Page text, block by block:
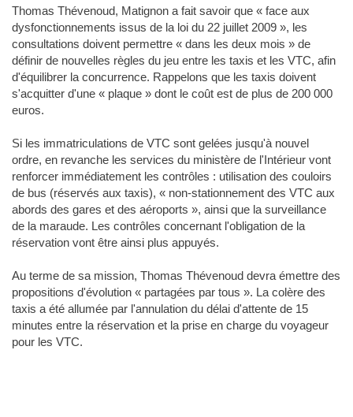
Thomas Thévenoud, Matignon a fait savoir que « face aux
dysfonctionnements issus de la loi du 22 juillet 2009 », les
consultations doivent permettre « dans les deux mois » de
définir de nouvelles règles du jeu entre les taxis et les VTC, afin
d'équilibrer la concurrence. Rappelons que les taxis doivent
s'acquitter d'une « plaque » dont le coût est de plus de 200 000
euros.
Si les immatriculations de VTC sont gelées jusqu'à nouvel
ordre, en revanche les services du ministère de l'Intérieur vont
renforcer immédiatement les contrôles : utilisation des couloirs
de bus (réservés aux taxis), « non-stationnement des VTC aux
abords des gares et des aéroports », ainsi que la surveillance
de la maraude. Les contrôles concernant l'obligation de la
réservation vont être ainsi plus appuyés.
Au terme de sa mission, Thomas Thévenoud devra émettre des
propositions d'évolution « partagées par tous ». La colère des
taxis a été allumée par l'annulation du délai d'attente de 15
minutes entre la réservation et la prise en charge du voyageur
pour les VTC.